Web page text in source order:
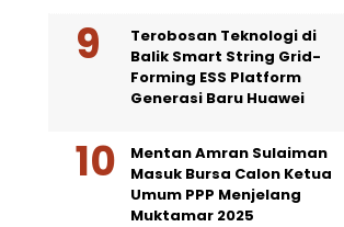
Terobosan Teknologi di
Balik Smart String Grid-
Forming ESS Platform
Generasi Baru Huawei
Mentan Amran Sulaiman
Masuk Bursa Calon Ketua
Umum PPP Menjelang
Muktamar 2025